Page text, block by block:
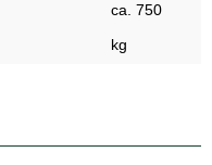
ca. 750
kg